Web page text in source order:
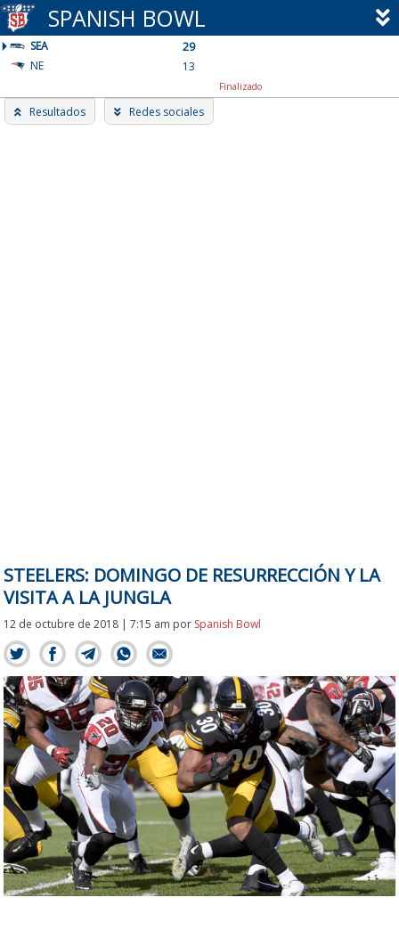
Skip
to
content
SPANISH BOWL
SEA
29
NE
13
Finalizado
Resultados Redes sociales
STEELERS: DOMINGO DE RESURRECCIÓN Y LA
VISITA A LA JUNGLA
12 de octubre de 2018 | 7:15 am por Spanish Bowl